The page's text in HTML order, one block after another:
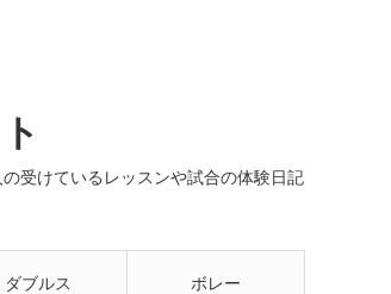
受けているレッスンや試合の体験日記
ダブルス ボレー